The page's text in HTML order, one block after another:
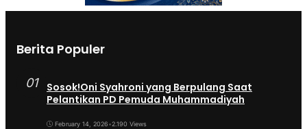
Berita Populer
01
Sosok!Oni Syahroni yang Berpulang Saat
Pelantikan PD Pemuda Muhammadiyah
February 14, 2026•2.190 Views